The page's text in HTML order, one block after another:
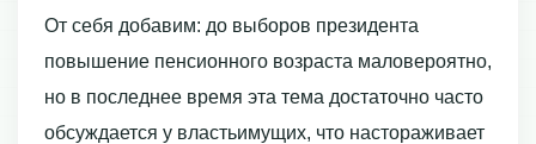
От себя добавим: до выборов президента
повышение пенсионного возраста маловероятно,
но в последнее время эта тема достаточно часто
обсуждается у властьимущих, что настораживает